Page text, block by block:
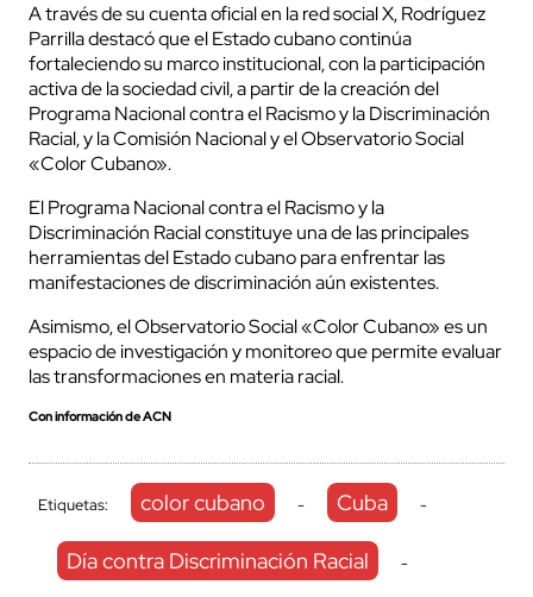
A través de su cuenta oficial en la red social X, Rodríguez
Parrilla destacó que el Estado cubano continúa
fortaleciendo su marco institucional, con la participación
activa de la sociedad civil, a partir de la creación del
Programa Nacional contra el Racismo y la Discriminación
Racial, y la Comisión Nacional y el Observatorio Social
«Color Cubano».
El Programa Nacional contra el Racismo y la
Discriminación Racial constituye una de las principales
herramientas del Estado cubano para enfrentar las
manifestaciones de discriminación aún existentes.
Asimismo, el Observatorio Social «Color Cubano» es un
espacio de investigación y monitoreo que permite evaluar
las transformaciones en materia racial.
Con información de ACN
Etiquetas: color cubano - Cuba -
Día contra Discriminación Racial -